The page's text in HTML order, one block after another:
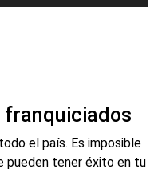
el país. Es imposible
pueden tener éxito en tu